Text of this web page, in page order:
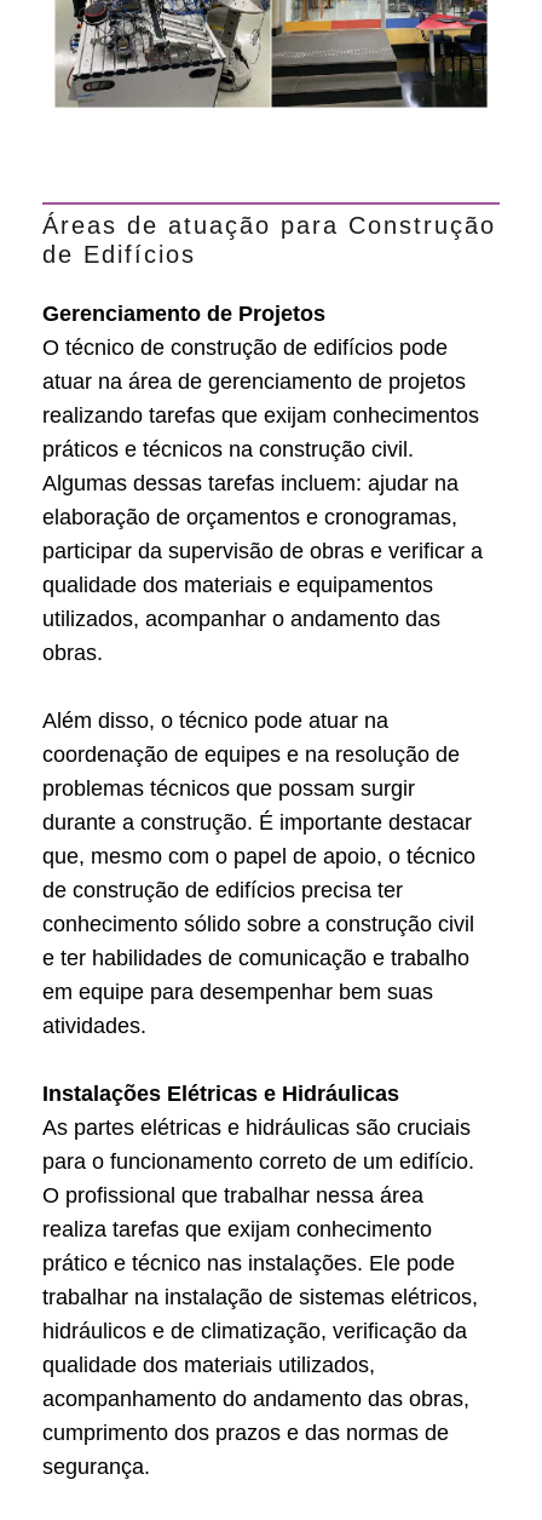
Áreas de atuação para Construção
de Edifícios
Gerenciamento de Projetos
O técnico de construção de edifícios pode
atuar na área de gerenciamento de projetos
realizando tarefas que exijam conhecimentos
práticos e técnicos na construção civil.
Algumas dessas tarefas incluem: ajudar na
elaboração de orçamentos e cronogramas,
participar da supervisão de obras e verificar a
qualidade dos materiais e equipamentos
utilizados, acompanhar o andamento das
obras.
Além disso, o técnico pode atuar na
coordenação de equipes e na resolução de
problemas técnicos que possam surgir
durante a construção. É importante destacar
que, mesmo com o papel de apoio, o técnico
de construção de edifícios precisa ter
conhecimento sólido sobre a construção civil
e ter habilidades de comunicação e trabalho
em equipe para desempenhar bem suas
atividades.
Instalações Elétricas e Hidráulicas
As partes elétricas e hidráulicas são cruciais
para o funcionamento correto de um edifício.
O profissional que trabalhar nessa área
realiza tarefas que exijam conhecimento
prático e técnico nas instalações. Ele pode
trabalhar na instalação de sistemas elétricos,
hidráulicos e de climatização, verificação da
qualidade dos materiais utilizados,
acompanhamento do andamento das obras,
cumprimento dos prazos e das normas de
segurança.